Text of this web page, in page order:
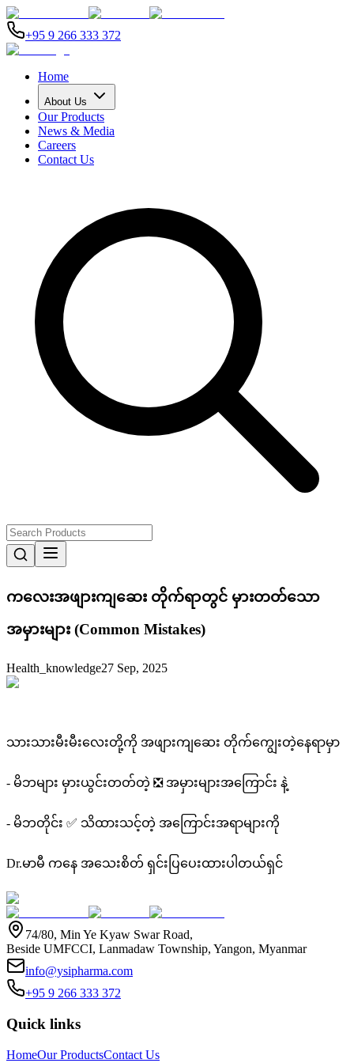
+95 9 266 333 372
Home
About Us
Our Products
News & Media
Careers
Contact Us
ကလေးအဖျားကျဆေး တိုက်ရာတွင် မှားတတ်သော
အမှားများ (Common Mistakes)
Health_knowledge27 Sep, 2025
သားသားမီးမီးလေးတို့ကို အဖျားကျဆေး တိုက်ကျွေးတဲ့နေရာမှာ
- မိဘများ မှားယွင်းတတ်တဲ့ ❎ အမှားများအကြောင်း နဲ့
- မိဘတိုင်း ✅ သိထားသင့်တဲ့ အကြောင်းအရာများကို
Dr.မာမီ ကနေ အသေးစိတ် ရှင်းပြပေးထားပါတယ်ရှင်
74/80, Min Ye Kyaw Swar Road,
Beside UMFCCI, Lanmadaw Township, Yangon, Myanmar
info@ysipharma.com
+95 9 266 333 372
Quick links
HomeOur ProductsContact Us